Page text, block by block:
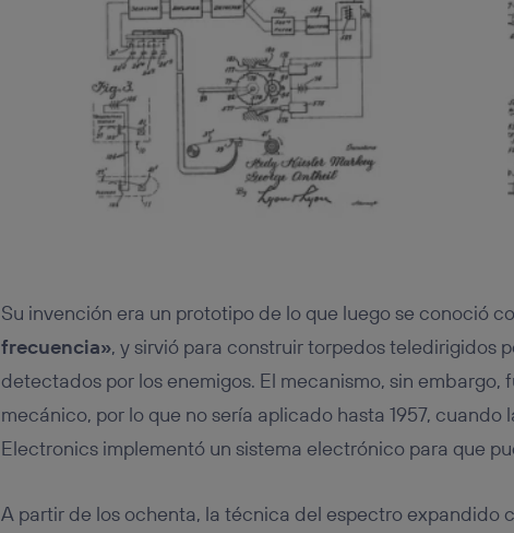
Su invención era un prototipo de lo que luego se conoció
frecuencia», y sirvió para construir torpedos teledirigidos
detectados por los enemigos. El mecanismo, sin embargo,
mecánico, por lo que no sería aplicado hasta 1957, cuando
Electronics implementó un sistema electrónico para que
A partir de los ochenta, la técnica del espectro expandido